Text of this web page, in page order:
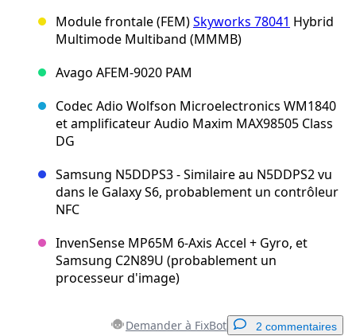
Module frontale (FEM)Skyworks 78041 Hybrid
Multimode Multiband (MMMB)
Avago AFEM-9020 PAM
Codec Adio Wolfson Microelectronics WM1840
et amplificateur Audio Maxim MAX98505 Class
DG
Samsung N5DDPS3 - Similaire au N5DDPS2 vu
dans le Galaxy S6, probablement un contrôleur
NFC
InvenSense MP65M 6-Axis Accel + Gyro, et
Samsung C2N89U (probablement un
processeur d'image)
Demander à FixBot 2 commentaires